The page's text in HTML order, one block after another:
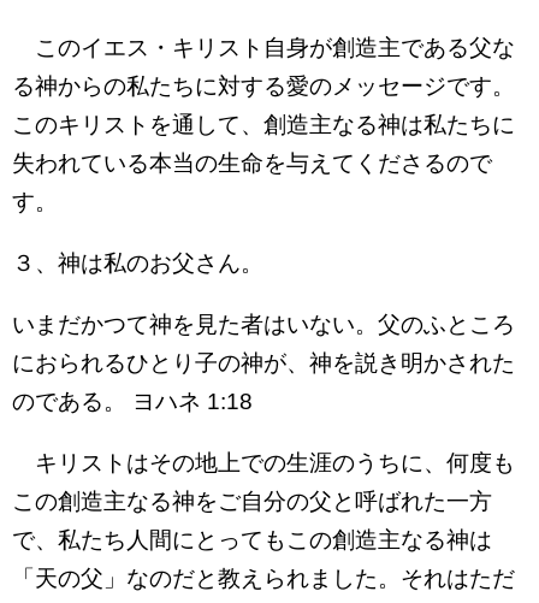
このイエス・キリスト自身が創造主である父な
る神からの私たちに対する愛のメッセージです。
このキリストを通して、創造主なる神は私たちに
失われている本当の生命を与えてくださるので
す。
３、神は私のお父さん。
いまだかつて神を見た者はいない。父のふところ
におられるひとり子の神が、神を説き明かされた
のである。 ヨハネ 1:18
キリストはその地上での生涯のうちに、何度も
この創造主なる神をご自分の父と呼ばれた一方
で、私たち人間にとってもこの創造主なる神は
「天の父」なのだと教えられました。それはただ